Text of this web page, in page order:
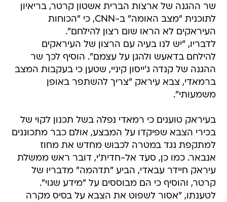
שר ההגנה של ארצות הברית אשטון קרטר, בריאיון
לתוכנית "מצב האומה" ב-CNN, כי "הכוחות
העיראקים לא הראו שום רצון להילחם".
לדבריו, "יש לנו בעיה עם הרצון של העיראקים
להילחם בדאעש ולהגן על עצמם". הוסיף לכך שר
ההגנה של קנדה ג'ייסון קיניי, שטען כי בעקבות המצב
ברמאדי, צבא עיראק "צריך להשתפר באופן
משמעותי".
בעיראק טוענים כי רמאדי נפלה בשל תכנון לקוי של
בכירי הצבא שפיקדו על המבצע, אולם כבר מתכוננים
למתקפת נגד במטרה לכבוש מחדש את מחוז
אנבאר. כמו כן, סעד אל-חדית'י, דובר ראש ממשלת
עיראק חיידר עבאדי, הביע "תדהמה" מדבריו של
קרטר, והוסיף כי הם מבוססים על "מידע שגוי".
לטענתו, "אסור לשפוט את הצבא על בסיס מקרה